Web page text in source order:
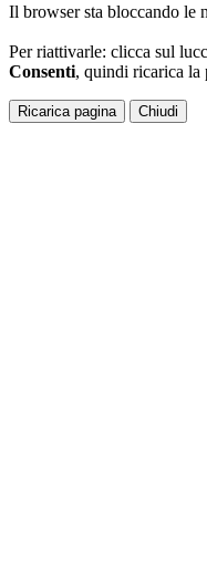
Il browser sta bloccando le
Per riattivarle: clicca sul
Consenti, quindi ricarica la
Ricarica pagina Chiudi